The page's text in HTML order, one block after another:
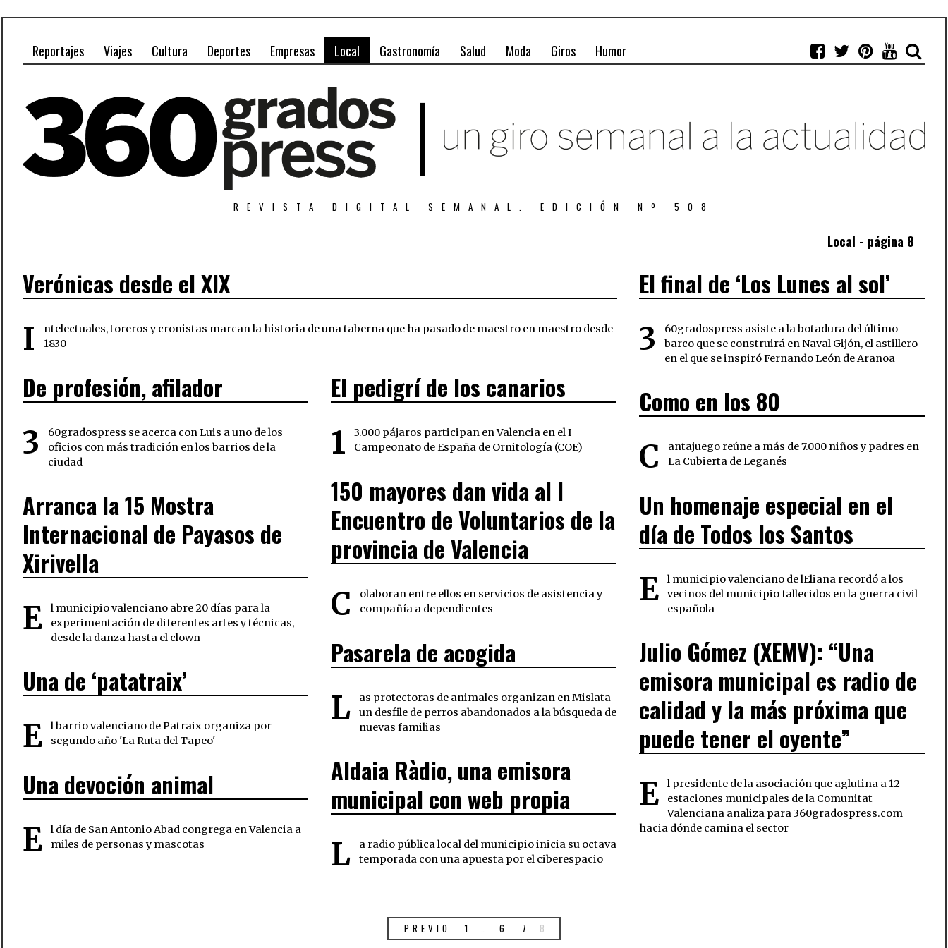
Reportajes Viajes Cultura Deportes Empresas Local Gastronomía Salud Moda Giros Humor
REVISTA DIGITAL SEMANAL. EDICIÓN Nº 508
Local - página 8
Verónicas desde el XIX
I
ntelectuales, toreros y cronistas marcan la historia de una taberna que ha pasado de maestro en maestro desde
1830
El final de ‘Los Lunes al sol’
3
60gradospress asiste a la botadura del último
barco que se construirá en Naval Gijón, el astillero
en el que se inspiró Fernando León de Aranoa
De profesión, afilador
3
60gradospress se acerca con Luis a uno de los
oficios con más tradición en los barrios de la
ciudad
El pedigrí de los canarios
1
3.000 pájaros participan en Valencia en el I
Campeonato de España de Ornitología (COE)
Como en los 80
C
antajuego reúne a más de 7.000 niños y padres en
La Cubierta de Leganés
150 mayores dan vida al I
Encuentro de Voluntarios de la
provincia de Valencia
C
olaboran entre ellos en servicios de asistencia y
compañía a dependientes
Arranca la 15 Mostra
Internacional de Payasos de
Xirivella
E
l municipio valenciano abre 20 días para la
experimentación de diferentes artes y técnicas,
desde la danza hasta el clown
Un homenaje especial en el
día de Todos los Santos
E
l municipio valenciano de lEliana recordó a los
vecinos del municipio fallecidos en la guerra civil
española
Julio Gómez (XEMV): “Una
emisora municipal es radio de
calidad y la más próxima que
puede tener el oyente”
E
l presidente de la asociación que aglutina a 12
estaciones municipales de la Comunitat
Valenciana analiza para 360gradospress.com
hacia dónde camina el sector
Pasarela de acogida
L
as protectoras de animales organizan en Mislata
un desfile de perros abandonados a la búsqueda de
nuevas familias
Una de ‘patatraix’
E
l barrio valenciano de Patraix organiza por
segundo año 'La Ruta del Tapeo'
Aldaia Ràdio, una emisora
municipal con web propia
L
a radio pública local del municipio inicia su octava
temporada con una apuesta por el ciberespacio
Una devoción animal
E
l día de San Antonio Abad congrega en Valencia a
miles de personas y mascotas
PREVIO 1 6 7 8